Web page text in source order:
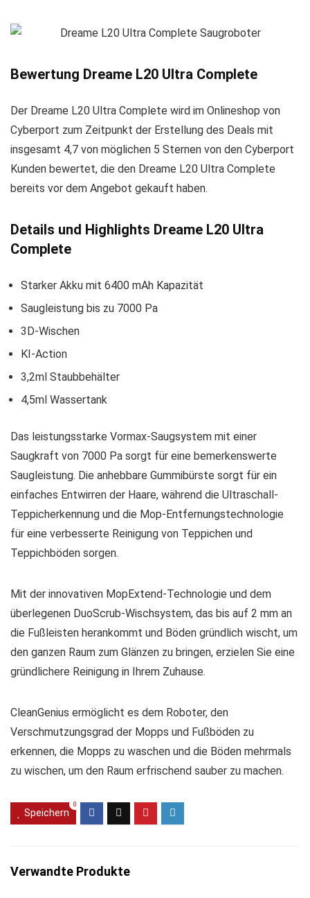
Bewertung Dreame L20 Ultra Complete
Der Dreame L20 Ultra Complete wird im Onlineshop von
Cyberport zum Zeitpunkt der Erstellung des Deals mit
insgesamt 4,7 von möglichen 5 Sternen von den Cyberport
Kunden bewertet, die den Dreame L20 Ultra Complete
bereits vor dem Angebot gekauft haben.
Details und Highlights Dreame L20 Ultra
Complete
Starker Akku mit 6400 mAh Kapazität
Saugleistung bis zu 7000 Pa
3D-Wischen
KI-Action
3,2ml Staubbehälter
4,5ml Wassertank
Das leistungsstarke Vormax-Saugsystem mit einer
Saugkraft von 7000 Pa sorgt für eine bemerkenswerte
Saugleistung. Die anhebbare Gummibürste sorgt für ein
einfaches Entwirren der Haare, während die Ultraschall-
Teppicherkennung und die Mop-Entfernungstechnologie
für eine verbesserte Reinigung von Teppichen und
Teppichböden sorgen.
Mit der innovativen MopExtend-Technologie und dem
überlegenen DuoScrub-Wischsystem, das bis auf 2 mm an
die Fußleisten herankommt und Böden gründlich wischt, um
den ganzen Raum zum Glänzen zu bringen, erzielen Sie eine
gründlichere Reinigung in Ihrem Zuhause.
CleanGenius ermöglicht es dem Roboter, den
Verschmutzungsgrad der Mopps und Fußböden zu
erkennen, die Mopps zu waschen und die Böden mehrmals
zu wischen, um den Raum erfrischend sauber zu machen.
Speichern
0
Verwandte Produkte